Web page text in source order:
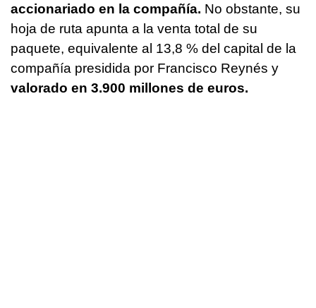
accionariado en la compañía. No obstante, su
hoja de ruta apunta a la venta total de su
paquete, equivalente al 13,8 % del capital de la
compañía presidida por Francisco Reynés y
valorado en 3.900 millones de euros.